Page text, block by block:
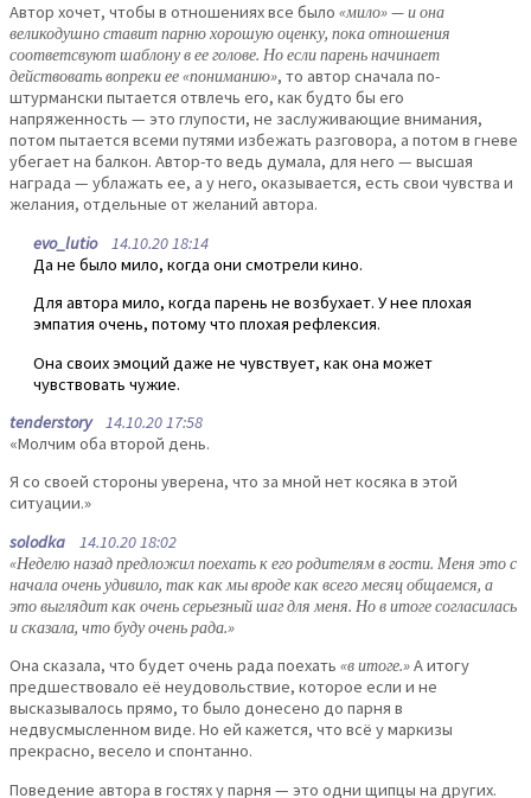
Автор хочет, чтобы в отношениях все было «мило» — и она
великодушно ставит парню хорошую оценку, пока отношения
соответсвуют шаблону в ее голове. Но если парень начинает
действовать вопреки ее «пониманию», то автор сначала по-
штурмански пытается отвлечь его, как будто бы его
напряженность — это глупости, не заслуживающие внимания,
потом пытается всеми путями избежать разговора, а потом в гневе
убегает на балкон. Автор-то ведь думала, для него — высшая
награда — ублажать ее, а у него, оказывается, есть свои чувства и
желания, отдельные от желаний автора.
evo_lutio14.10.20 18:14
Да не было мило, когда они смотрели кино.
Для автора мило, когда парень не возбухает. У нее плохая
эмпатия очень, потому что плохая рефлексия.
Она своих эмоций даже не чувствует, как она может
чувствовать чужие.
tenderstory14.10.20 17:58
«Молчим оба второй день.
Я со своей стороны уверена, что за мной нет косяка в этой
ситуации.»
solodka 14.10.20 18:02
«Неделю назад предложил поехать к его родителям в гости. Меня это с
начала очень удивило, так как мы вроде как всего месяц общаемся, а
это выглядит как очень серьезный шаг для меня. Но в итоге согласилась
и сказала, что буду очень рада.»
Она сказала, что будет очень рада поехать «в итоге.»А итогу
предшествовало её неудовольствие, которое если и не
высказывалось прямо, то было донесено до парня в
недвусмысленном виде. Но ей кажется, что всё у маркизы
прекрасно, весело и спонтанно.
Поведение автора в гостях у парня — это одни щипцы на других.